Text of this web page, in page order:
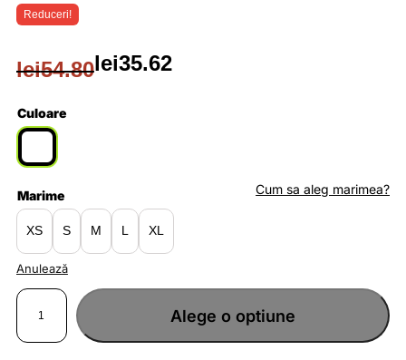
Reduceri!
lei54.80
Prețul
inițial
a
fost:
lei54.80.
lei35.62
Prețul
curent
este:
lei35.62.
Culoare
Marime
XS S M L XL
Anulează
Cum sa aleg marimea?
Cantitate
pentru
crop
top
Alege o optiune